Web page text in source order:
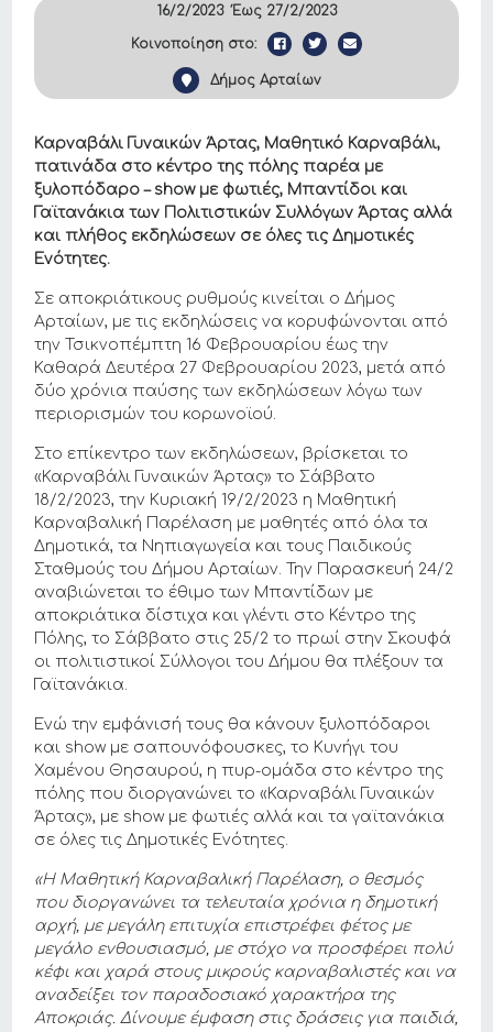
16/2/2023Έως 27/2/2023
Κοινοποίηση στο:
Δήμος Αρταίων
Καρναβάλι Γυναικών Άρτας, Μαθητικό Καρναβάλι,
πατινάδα στο κέντρο της πόλης παρέα με
ξυλοπόδαρο – show με φωτιές, Μπαντίδοι και
Γαϊτανάκια των Πολιτιστικών Συλλόγων Άρτας αλλά
και πλήθος εκδηλώσεων σε όλες τις Δημοτικές
Ενότητες.
Σε αποκριάτικους ρυθμούς κινείται ο Δήμος
Αρταίων, με τις εκδηλώσεις να κορυφώνονται από
την
Τσικνοπέμπτη 16 Φεβρουαρίου έως την
Καθαρά Δευτέρα 27 Φεβρουαρίου 2023, μετά από
δύο χρόνια παύσης των εκδηλώσεων λόγω των
περιορισμών του κορωνοϊού.
Στο επίκεντρο των εκδηλώσεων, βρίσκεται το
«Καρναβάλι Γυναικών Άρτας» το Σάββατο
18/2/2023, την Κυριακή 19/2/2023 η Mαθητική
Καρναβαλική Παρέλαση με μαθητές από όλα τα
Δημοτικά, τα Νηπιαγωγεία και τους Παιδικούς
Σταθμούς του Δήμου Αρταίων. Την Παρασκευή 24/2
αναβιώνεται το έθιμο των Μπαντίδων με
αποκριάτικα δίστιχα και γλέντι στο Κέντρο της
Πόλης, το Σάββατο στις 25/2 το πρωί στην Σκουφά
οι πολιτιστικοί Σύλλογοι του Δήμου θα πλέξουν τα
Γαϊτανάκια.
Ενώ την εμφάνισή τους θα κάνουν ξυλοπόδαροι
και show με σαπουνόφουσκες, το Κυνήγι του
Χαμένου Θησαυρού, η πυρ-ομάδα στο κέντρο της
πόλης που διοργανώνει το «Καρναβάλι Γυναικών
Άρτας», με show με φωτιές αλλά και τα γαϊτανάκια
σε όλες τις Δημοτικές Ενότητες.
«Η Mαθητική Καρναβαλική Παρέλαση, ο θεσμός
που διοργανώνει τα τελευταία χρόνια η δημοτική
αρχή, με μεγάλη επιτυχία επιστρέφει φέτος με
μεγάλο ενθουσιασμό, με στόχο να προσφέρει πολύ
κέφι και χαρά στους μικρούς καρναβαλιστές και να
αναδείξει τον παραδοσιακό χαρακτήρα της
Αποκριάς. Δίνουμε έμφαση στις δράσεις για παιδιά,